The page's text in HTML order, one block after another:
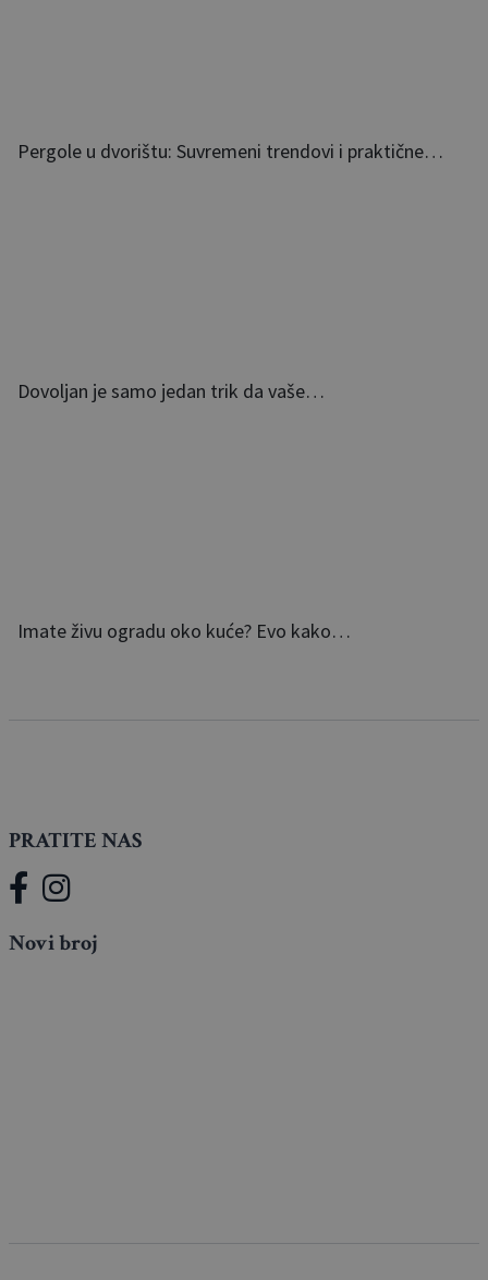
Pergole u dvorištu: Suvremeni trendovi i praktične…
Dovoljan je samo jedan trik da vaše…
Imate živu ogradu oko kuće? Evo kako…
PRATITE NAS
Novi broj